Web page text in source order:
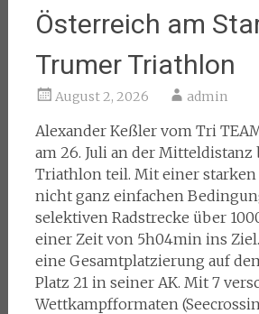
Österreich am
Trumer Triathlon
August 2, 2026 admin
Alexander Keßler vom Tri
am 26. Juli an der
Triathlon teil. Mit einer
nicht ganz einfachen
selektiven Radstrecke über
einer Zeit von 5h04min ins
eine Gesamtplatzierung auf
Platz 21 in seiner AK. Mit 7
Wettkampfformaten